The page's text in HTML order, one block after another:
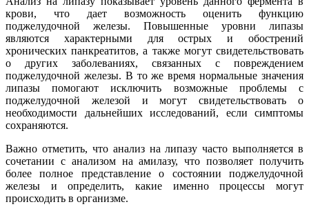
крови, что дает возможность оценить функцию
поджелудочной железы. Повышенные уровни липазы
являются характерными для острых и обострений
хронических панкреатитов, а также могут свидетельствовать
о других заболеваниях, связанных с повреждением
поджелудочной железы. В то же время нормальные значения
липазы помогают исключить возможные проблемы с
поджелудочной железой и могут свидетельствовать о
необходимости дальнейших исследований, если симптомы
сохраняются.
Важно отметить, что анализ на липазу часто выполняется в
сочетании с анализом на амилазу, что позволяет получить
более полное представление о состоянии поджелудочной
железы и определить, какие именно процессы могут
происходить в организме.